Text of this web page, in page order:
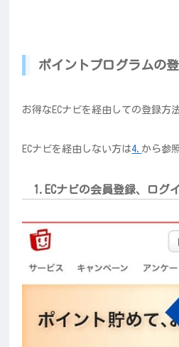
ポイントプログラムの
お得なECナビを経由しての登録方
ECナビを経由しない方は4. から参
1.ECナビの会員登録、ログ